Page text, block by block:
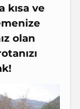
kısa ve
olan
!